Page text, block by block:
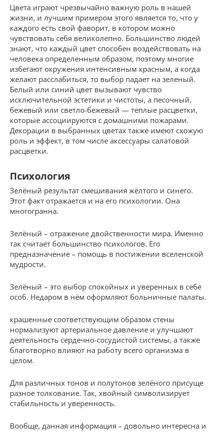
Цвета играют чрезвычайно важную роль в нашей
жизни, и лучшим примером этого является то, что у
каждого есть свой фаворит, в котором можно
чувствовать себя великолепно. Большинство людей
знают, что каждый цвет способен воздействовать на
человека определенным образом, поэтому многие
избегают окружения интенсивным красным, а когда
желают расслабиться, то выбор падает на зеленый.
Белый или синий цвет вызывают чувство
исключительной эстетики и чистоты, а песочный,
бежевый или светло-бежевый — теплые расцветки,
которые ассоциируются с домашними пожарами.
Декорации в выбранных цветах также имеют схожую
роль и эффект, в том числе аксессуары салатовой
расцветки.
Психология
Зелёный результат смешивания жёлтого и синего.
Этот факт отражается и на его психологии. Она
многогранна.
Зелёный – отражение двойственности мира. Именно
так считает большинство психологов. Его
предназначение – помощь в постижении вселенской
мудрости.
Зелёный – это выбор спокойных и уверенных в себе
особ. Недаром в нём оформляют больничные палаты.
крашенные соответствующим образом стены
нормализуют артериальное давление и улучшают
деятельность сердечно-сосудистой системы, а также
благотворно влияют на работу всего организма в
целом.
Для различных тонов и полутонов зелёного присуще
разное толкование. Так, хвойный символизирует
стабильность и уверенность.
Вообще, данная информация – довольно интересна и